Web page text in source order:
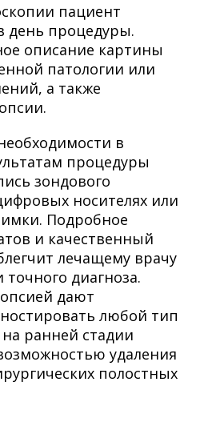
пациент
день процедуры.
описание картины
патологии или
а также
в
процедуры
зондового
носителях или
Подробное
и качественный
лечащему врачу
точного диагноза.
дают
любой тип
ранней стадии
удаления
полостных